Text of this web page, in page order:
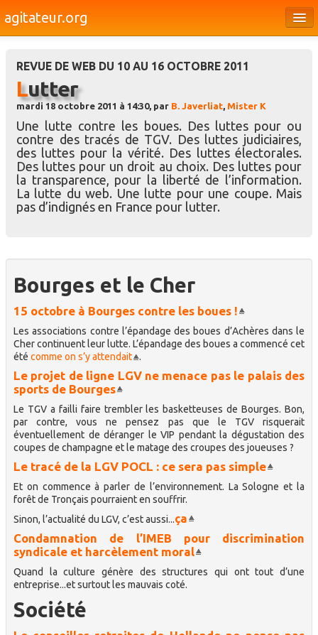
agitateur.org
Bourges & le Cher
Société
Culture
Médias
Dossiers
Brèves
REVUE DE WEB DU 10 AU 16 OCTOBRE 2011
Lutter
mardi 18 octobre 2011 à 14:30, par B. Javerliat Mister K
Une lutte contre les boues. Des luttes pour ou
contre des tracés de TGV. Des luttes judiciaires,
des luttes pour la vérité. Des luttes électorales.
Des luttes pour un droit au choix. Des luttes pour
la transparence, pour la liberté de l’information.
La lutte du web. Une lutte pour une coupe. Mais
pas d’indignés en France pour lutter.
Bourges et le Cher
15 octobre à Bourges contre les boues !
Les associations contre l’épandage des boues d’Achères dans le
Cher continuent leur lutte. L’épandage des boues a commencé cet
été comme on s’y attendait .
Le projet de ligne LGV ne menace pas le palais des
sports de Bourges
Le TGV a failli faire trembler les basketteuses de Bourges. Bon,
par contre, vous ne pensez pas que le TGV risquerait
éventuellement de déranger le VIP pendant la dégustation des
coupes de champagne et le matage des croupes des joueuses ?
Le tracé de la LGV POCL : ce sera pas simple
Et on commence à parler de l’environnement. La Sologne et la
forêt de Tronçais pourraient en souffrir.
Sinon, l’actualité du LGV, c’est aussi...ça
Condamnation de l’IMEB pour discrimination
syndicale et harcèlement moral
Quand la culture génère des structures qui ont tout d’une
entreprise...et surtout les mauvais coté.
Société